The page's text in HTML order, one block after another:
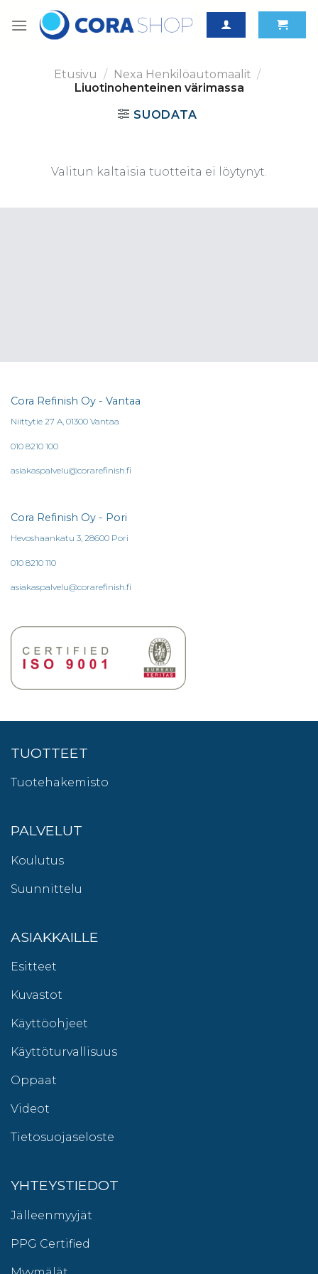
Etusivu / Nexa Henkilöautomaalit /
Liuotinohenteinen värimassa
SUODATA
Valitun kaltaisia tuotteita ei löytynyt.
Cora Refinish Oy - Vantaa
Niittytie 27 A, 01300 Vantaa
010 8210 100
asiakaspalvelu@corarefinish.fi
Cora Refinish Oy - Pori
Hevoshaankatu 3, 28600 Pori
010 8210 110
asiakaspalvelu@corarefinish.fi
TUOTTEET
Tuotehakemisto
PALVELUT
Koulutus
Suunnittelu
ASIAKKAILLE
Esitteet
Kuvastot
Käyttöohjeet
Käyttöturvallisuus
Oppaat
Videot
Tietosuojaseloste
YHTEYSTIEDOT
Jälleenmyyjät
PPG Certified